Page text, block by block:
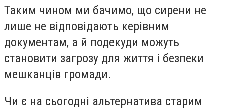
Таким чином ми бачимо, що сирени не
лише не відповідають керівним
документам, а й подекуди можуть
становити загрозу для життя і безпеки
мешканців громади.
Чи є на сьогодні альтернатива старим